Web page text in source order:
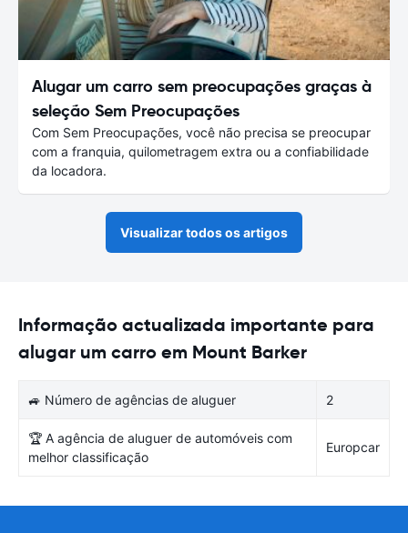
Alugar um carro sem preocupações graças à
seleção Sem Preocupações
Com Sem Preocupações, você não precisa se preocupar
com a franquia, quilometragem extra ou a confiabilidade
da locadora.
Visualizar todos os artigos
Informação actualizada importante para
alugar um carro em Mount Barker
🚙 Número de agências de aluguer 2
🏆 A agência de aluguer de automóveis com
melhor classificação
Europcar